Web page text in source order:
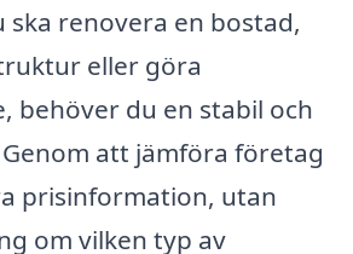
ska renovera en bostad,
eller göra
behöver du en stabil och
att jämföra företag
prisinformation, utan
om vilken typ av